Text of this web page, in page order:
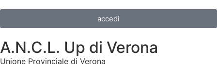
accedi
A.N.C.L. Up di Verona
Unione Provinciale di Verona